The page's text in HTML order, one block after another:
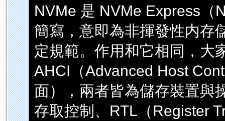
NVMe 是 NVMe Express（
簡寫，意即為非揮發性内存
定規範。作用和它相同，大
AHCI（Advanced Host
面），兩者皆為儲存裝置與
存取控制、RTL（Register